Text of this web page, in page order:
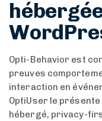
Opti-Behavior est
preuves
interaction en
OptiUser le
hébergé, privacy-